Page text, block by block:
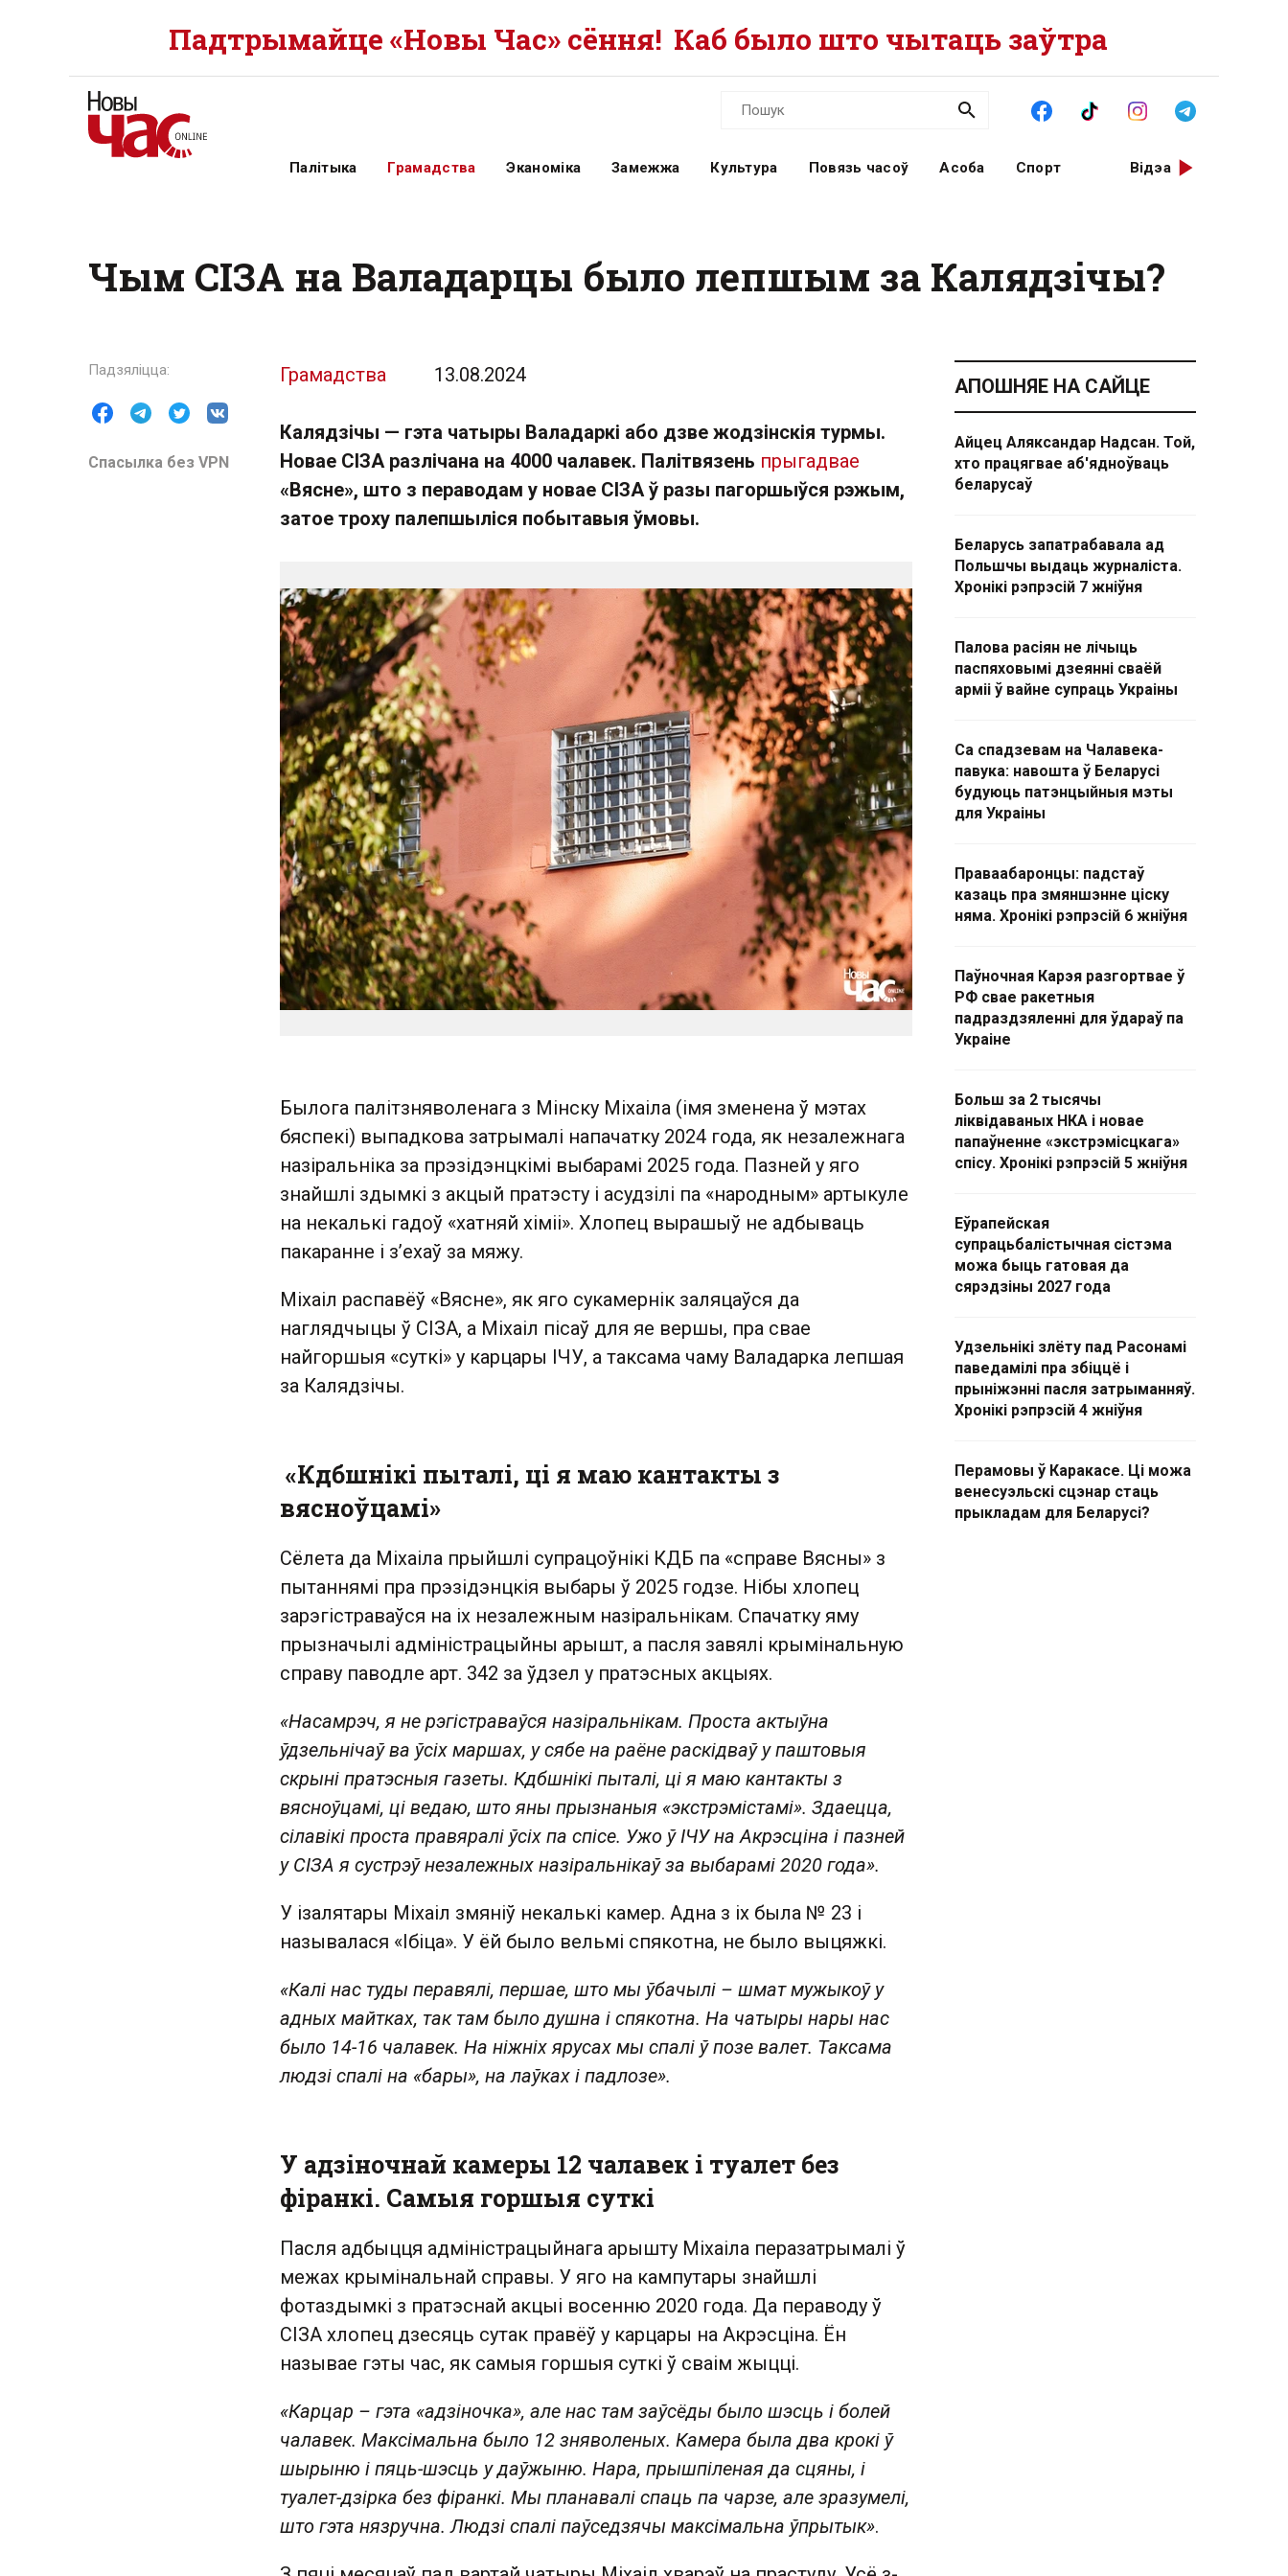
Падтрымайце «Новы Час» сёння! Каб было што чытаць заўтра
Палітыка Грамадства Эканоміка Замежжа Культура Повязь часоў Асоба Спорт Відэа
Чым СІЗА на Валадарцы было лепшым за Калядзічы?
Спасылка без VPN
Грамадства 13.08.2024
Калядзічы — гэта чатыры Валадаркі або дзве жодзінскія турмы.
Новае СІЗА разлічана на 4000 чалавек. Палітвязень прыгадвае
«Вясне», што з пераводам у новае СІЗА ў разы пагоршыўся рэжым,
затое троху палепшыліся побытавыя ўмовы.
Былога палітзняволенага з Мінску Міхаіла (імя зменена ў мэтах
бяспекі) выпадкова затрымалі напачатку 2024 года, як незалежнага
назіральніка за прэзідэнцкімі выбарамі 2025 года. Пазней у яго
знайшлі здымкі з акцый пратэсту і асудзілі па «народным» артыкуле
на некалькі гадоў «хатняй хіміі». Хлопец вырашыў не адбываць
пакаранне і з’ехаў за мяжу.
Міхаіл распавёў «Вясне», як яго сукамернік заляцаўся да
наглядчыцы ў СІЗА, а Міхаіл пісаў для яе вершы, пра свае
найгоршыя «суткі» у карцары ІЧУ, а таксама чаму Валадарка лепшая
за Калядзічы.
«Кдбшнікі пыталі, ці я маю кантакты з
вясноўцамі»
Сёлета да Міхаіла прыйшлі супрацоўнікі КДБ па «справе Вясны» з
пытаннямі пра прэзідэнцкія выбары ў 2025 годзе. Нібы хлопец
зарэгістраваўся на іх незалежным назіральнікам. Спачатку яму
прызначылі адміністрацыйны арышт, а пасля завялі крымінальную
справу паводле арт. 342 за ўдзел у пратэсных акцыях.
«Насамрэч, я не рэгістраваўся назіральнікам. Проста актыўна
ўдзельнічаў ва ўсіх маршах, у сябе на раёне раскідваў у паштовыя
скрыні пратэсныя газеты. Кдбшнікі пыталі, ці я маю кантакты з
вясноўцамі, ці ведаю, што яны прызнаныя «экстрэмістамі». Здаецца,
сілавікі проста правяралі ўсіх па спісе. Ужо ў ІЧУ на Акрэсціна і пазней
у СІЗА я сустрэў незалежных назіральнікаў за выбарамі 2020 года».
У ізалятары Міхаіл змяніў некалькі камер. Адна з іх была № 23 і
называлася «Ібіца». У ёй было вельмі спякотна, не было выцяжкі.
«Калі нас туды перавялі, першае, што мы ўбачылі – шмат мужыкоў у
адных майтках, так там было душна і спякотна. На чатыры нары нас
было 14-16 чалавек. На ніжніх ярусах мы спалі ў позе валет. Таксама
людзі спалі на «бары», на лаўках і падлозе».
У адзіночнай камеры 12 чалавек і туалет без
фіранкі. Самыя горшыя суткі
Пасля адбыцця адміністрацыйнага арышту Міхаіла перазатрымалі ў
межах крымінальнай справы. У яго на кампутары знайшлі
фотаздымкі з пратэснай акцыі восенню 2020 года. Да пераводу ў
СІЗА хлопец дзесяць сутак правёў у карцары на Акрэсціна. Ён
называе гэты час, як самыя горшыя суткі ў сваім жыцці.
«Карцар – гэта «адзіночка», але нас там заўсёды было шэсць і болей
чалавек. Максімальна было 12 зняволеных. Камера была два крокі ў
шырыню і пяць-шэсць у даўжыню. Нара, прышпіленая да сцяны, і
туалет-дзірка без фіранкі. Мы планавалі спаць па чарзе, але зразумелі,
што гэта нязручна. Людзі спалі паўседзячы максімальна ўпрытык».
АПОШНЯЕ НА САЙЦЕ
Айцец Аляксандар Надсан. Той,
хто працягвае аб'ядноўваць
беларусаў
Беларусь запатрабавала ад
Польшчы выдаць журналіста.
Хронікі рэпрэсій 7 жніўня
Палова расіян не лічыць
паспяховымі дзеянні сваёй
арміі ў вайне супраць Украіны
Са спадзевам на Чалавека-
павука: навошта ў Беларусі
будуюць патэнцыйныя мэты
для Украіны
Праваабаронцы: падстаў
казаць пра змяншэнне ціску
няма. Хронікі рэпрэсій 6 жніўня
Паўночная Карэя разгортвае ў
РФ свае ракетныя
падраздзяленні для ўдараў па
Украіне
Больш за 2 тысячы
ліквідаваных НКА і новае
папаўненне «экстрэмісцкага»
спісу. Хронікі рэпрэсій 5 жніўня
Еўрапейская
супрацьбалістычная сістэма
можа быць гатовая да
сярэдзіны 2027 года
Удзельнікі злёту пад Расонамі
паведамілі пра збіццё і
прыніжэнні пасля затрыманняў.
Хронікі рэпрэсій 4 жніўня
Перамовы ў Каракасе. Ці можа
венесуэльскі сцэнар стаць
прыкладам для Беларусі?